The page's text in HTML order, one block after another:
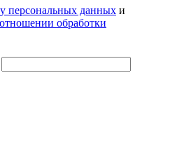
персональных данных и
обработки